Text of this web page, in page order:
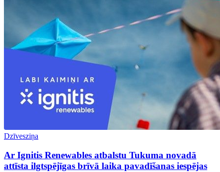
Dzīvesziņa
Ar Ignitis Renewables atbalstu Tukuma novadā
attīsta ilgtspējīgas brīvā laika pavadīšanas iespējas